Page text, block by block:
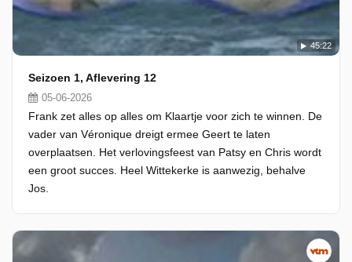
45:22
Seizoen 1, Aflevering 12
05-06-2026
Frank zet alles op alles om Klaartje voor zich te winnen. De
vader van Véronique dreigt ermee Geert te laten
overplaatsen. Het verlovingsfeest van Patsy en Chris wordt
een groot succes. Heel Wittekerke is aanwezig, behalve
Jos.